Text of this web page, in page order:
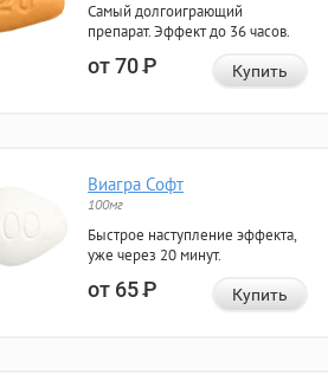
Самый долгоиграющий
препарат. Эффект до 36 часов.
от 70Р Купить
Виагра Софт
100мг
Быстрое наступление эффекта,
уже через 20 минут.
от 65Р Купить